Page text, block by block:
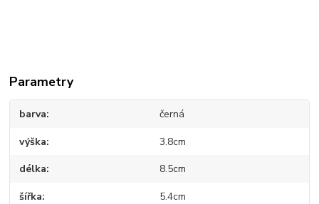
Parametry
barva černá
výška 3.8cm
délka 8.5cm
šířka 5.4cm